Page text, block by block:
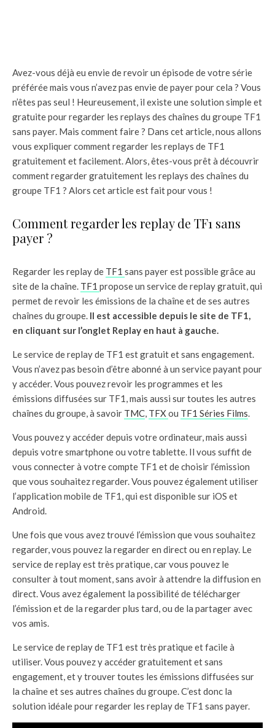
Avez-vous déjà eu envie de revoir un épisode de votre série
préférée mais vous n’avez pas envie de payer pour cela ? Vous
n’êtes pas seul ! Heureusement, il existe une solution simple et
gratuite pour regarder les replays des chaînes du groupe TF1
sans payer. Mais comment faire ? Dans cet article, nous allons
vous expliquer comment regarder les replays de TF1
gratuitement et facilement. Alors, êtes-vous prêt à découvrir
comment regarder gratuitement les replays des chaînes du
groupe TF1 ? Alors cet article est fait pour vous !
Comment regarder les replay de TF1 sans
payer ?
Regarder les replay de TF1 sans payer est possible grâce au
site de la chaîne. TF1 propose un service de replay gratuit, qui
permet de revoir les émissions de la chaîne et de ses autres
chaînes du groupe. Il est accessible depuis le site de TF1,
en cliquant sur l’onglet Replay en haut à gauche.
Le service de replay de TF1 est gratuit et sans engagement.
Vous n’avez pas besoin d’être abonné à un service payant pour
y accéder. Vous pouvez revoir les programmes et les
émissions diffusées sur TF1, mais aussi sur toutes les autres
chaînes du groupe, à savoir TMC, TFXou TF1 Séries Films.
Vous pouvez y accéder depuis votre ordinateur, mais aussi
depuis votre smartphone ou votre tablette. Il vous suffit de
vous connecter à votre compte TF1 et de choisir l’émission
que vous souhaitez regarder. Vous pouvez également utiliser
l’application mobile de TF1, qui est disponible sur iOS et
Android.
Une fois que vous avez trouvé l’émission que vous souhaitez
regarder, vous pouvez la regarder en direct ou en replay. Le
service de replay est très pratique, car vous pouvez le
consulter à tout moment, sans avoir à attendre la diffusion en
direct. Vous avez également la possibilité de télécharger
l’émission et de la regarder plus tard, ou de la partager avec
vos amis.
Le service de replay de TF1 est très pratique et facile à
utiliser. Vous pouvez y accéder gratuitement et sans
engagement, et y trouver toutes les émissions diffusées sur
la chaîne et ses autres chaînes du groupe. C’est donc la
solution idéale pour regarder les replay de TF1 sans payer.